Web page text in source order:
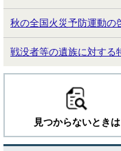
秋の全国火災予防運動の
戦没者等の遺族に対する
見つからないときは